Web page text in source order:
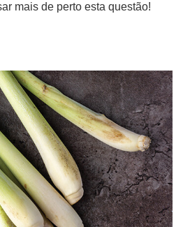
mais de perto esta questão!